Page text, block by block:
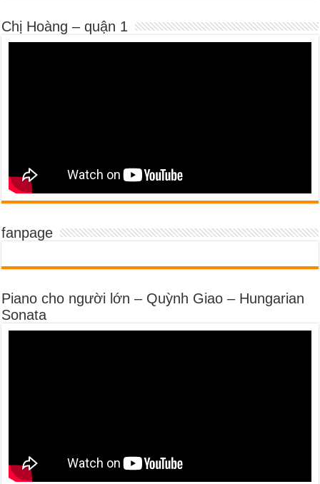
Chị Hoàng – quận 1
fanpage
Piano cho người lớn – Quỳnh Giao – Hungarian
Sonata